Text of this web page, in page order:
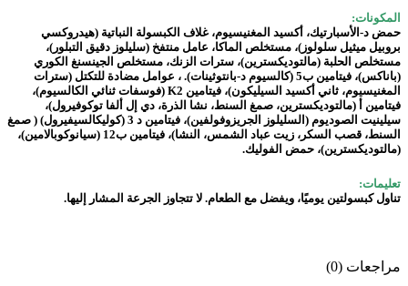
المكونات:
حمض د-الأسبارتيك، أكسيد المغنيسيوم، غلاف الكبسولة النباتية (هيدروكسي
بروبيل ميثيل سلولوز)، مستخلص الماكا، عامل منتفخ (سليلوز دقيق التبلور)،
مستخلص الحلبة (مالتوديكسترين)، سترات الزنك، مستخلص الجينسنغ الكوري
(باناكس)، فيتامين ب5 (كالسيوم د-بانتوثينات). ، عوامل مضادة للتكتل (سترات
المغنيسيوم، ثاني أكسيد السيليكون)، فيتامين K2 (فوسفات ثنائي الكالسيوم)،
فيتامين أ (مالتوديكسترين، صمغ السنط، نشا الذرة، دي إل ألفا توكوفيرول)،
سيلينيت الصوديوم (السليلوز الجريزوفولفين)، فيتامين د 3 (كوليكالسيفيرول) ( صمغ
السنط، قصب السكر، زيت عباد الشمس، النشا)، فيتامين ب12 (سيانوكوبالامين)،
(مالتوديكسترين)، حمض الفوليك.
تعليمات:
تناول كبسولتين يوميًا، ويفضل مع الطعام. لا تتجاوز الجرعة المشار إليها.
مراجعات (0)